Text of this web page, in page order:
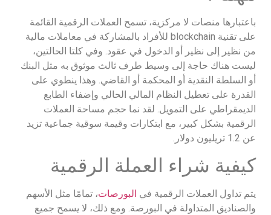
باعتبارها منصات لا مركزية، تسمح العملات الرقمية القائمة
على تقنية blockchain للأفراد بالمشاركة في معاملات مالية
من نظير إلى نظير أو الدخول في عقود. وفي كلتا الحالتين،
ليست هناك حاجة إلى وسيط طرف ثالث موثوق به مثل البنك
أو السلطة النقدية أو المحكمة أو القاضي. وهذا ينطوي على
القدرة على تعطيل النظام المالي الحالي وإضفاء الطابع
الديمقراطي على التمويل. لقد نما حجم مساحة العملات
الرقمية بشكل كبير، مع ابتكارات وقيمة سوقية جماعية تزيد
عن 1.2 تريليون دولار.
كيفية شراء العملة الرقمية
يتم تداول العملات الرقمية في البورصات، تمامًا مثل الأسهم
والصناديق المتداولة في البورصة. ومع ذلك، لا يسمح جميع